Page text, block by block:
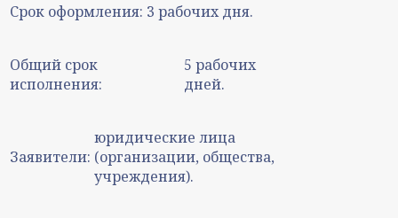
Срок оформления: 3 рабочих дня.
Общий срок
исполнения:
5 рабочих
дней.
Заявители:
юридические лица
(организации, общества,
учреждения).